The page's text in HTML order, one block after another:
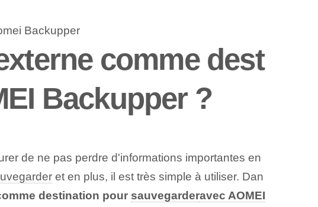
comme dest
Backupper ?
de ne pas perdre d'informations importantes en
et en plus, il est très simple à utiliser. Dan
destination pour sauvegarderavec AOMEI